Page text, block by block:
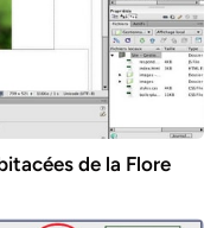
de la Flore